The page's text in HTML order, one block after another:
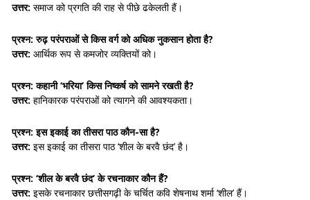
उत्तर: समाज को प्रगति की राह से पीछे ढकेलती हैं।
प्रश्न: रुढ़ परंपराओं से किस वर्ग को अधिक नुकसान होता है?
उत्तर: आर्थिक रूप से कमजोर व्यक्तियों को।
प्रश्न: कहानी ‘भरिया’ किस निष्कर्ष को सामने रखती है?
उत्तर: हानिकारक परंपराओं को त्यागने की आवश्यकता।
प्रश्न: इस इकाई का तीसरा पाठ कौन-सा है?
उत्तर: इस इकाई का तीसरा पाठ ‘शील के बरवै छंद’ है।
प्रश्न: ‘शील के बरवै छंद’ के रचनाकार कौन हैं?
उत्तर: इसके रचनाकार छत्तीसगढ़ी के चर्चित कवि शेषनाथ शर्मा ‘शील’ हैं।